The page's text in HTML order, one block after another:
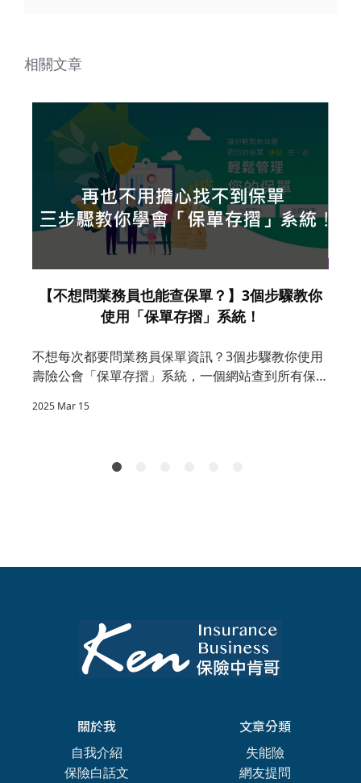
相關文章
【不想問業務員也能查保單？】3個步驟教你
使用「保單存摺」系統！
不想每次都要問業務員保單資訊？3個步驟教你使用
壽險公會「保單存摺」系統，一個網站查到所有保
2025 Mar 15
關於我
自我介紹
保險白話文
文章分類
失能險
網友提問